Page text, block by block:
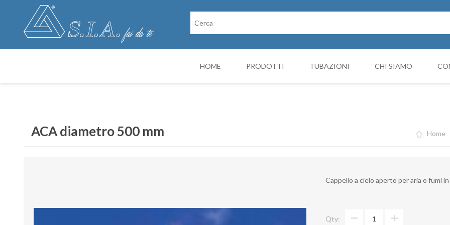
HOME PRODOTTI TUBAZIONI
Curve
Giunto Antivibrante
CHI SIAMO
Home
ACA diametro 500 mm
Cappello a cielo aperto per aria o fumi
Qty: